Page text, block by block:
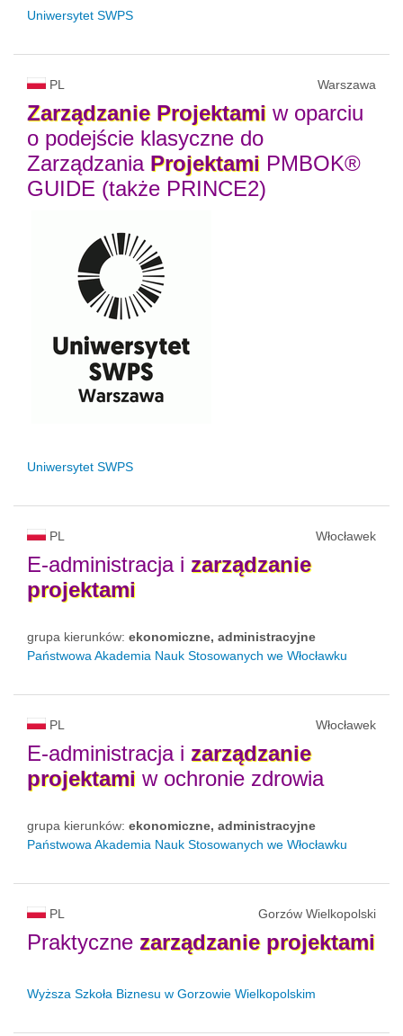
Uniwersytet SWPS
PL Warszawa
Zarządzanie Projektami w oparciu
o podejście klasyczne do
Zarządzania Projektami PMBOK®
GUIDE (także PRINCE2)
Uniwersytet SWPS
PL Włocławek
E-administracja i zarządzanie
projektami
grupa kierunków: ekonomiczne, administracyjne
Państwowa Akademia Nauk Stosowanych we Włocławku
PL Włocławek
E-administracja i zarządzanie
projektami w ochronie zdrowia
grupa kierunków: ekonomiczne, administracyjne
Państwowa Akademia Nauk Stosowanych we Włocławku
PL Gorzów Wielkopolski
Praktyczne zarządzanie projektami
Wyższa Szkoła Biznesu w Gorzowie Wielkopolskim